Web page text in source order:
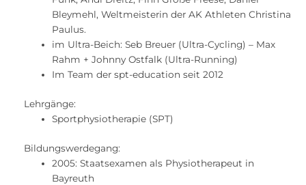
Bleymehl, Weltmeisterin der AK Athleten Christina
Paulus.
im Ultra-Beich: Seb Breuer (Ultra-Cycling) – Max
Rahm + Johnny Ostfalk (Ultra-Running)
Im Team der spt-education seit 2012
Lehrgänge:
Sportphysiotherapie (SPT)
Bildungswerdegang:
2005: Staatsexamen als Physiotherapeut in
Bayreuth